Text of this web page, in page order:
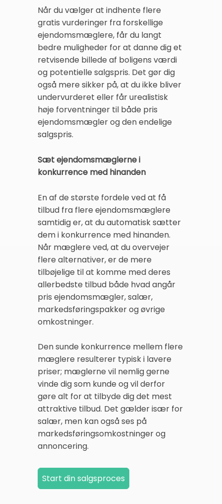
Når du vælger at indhente flere
gratis vurderinger fra forskellige
ejendomsmæglere, får du langt
bedre muligheder for at danne dig et
retvisende billede af boligens værdi
og potentielle salgspris. Det gør dig
også mere sikker på, at du ikke bliver
undervurderet eller får urealistisk
høje forventninger til både pris
ejendomsmægler og den endelige
salgspris.
Sæt ejendomsmæglerne i
konkurrence med hinanden
En af de største fordele ved at få
tilbud fra flere ejendomsmæglere
samtidig er, at du automatisk sætter
dem i konkurrence med hinanden.
Når mæglere ved, at du overvejer
flere alternativer, er de mere
tilbøjelige til at komme med deres
allerbedste tilbud både hvad angår
pris ejendomsmægler, salær,
markedsføringspakker og øvrige
omkostninger.
Den sunde konkurrence mellem flere
mæglere resulterer typisk i lavere
priser; mæglerne vil nemlig gerne
vinde dig som kunde og vil derfor
gøre alt for at tilbyde dig det mest
attraktive tilbud. Det gælder især for
salær, men kan også ses på
markedsføringsomkostninger og
annoncering.